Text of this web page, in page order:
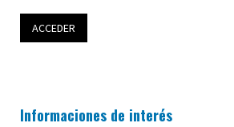
Informaciones de interés